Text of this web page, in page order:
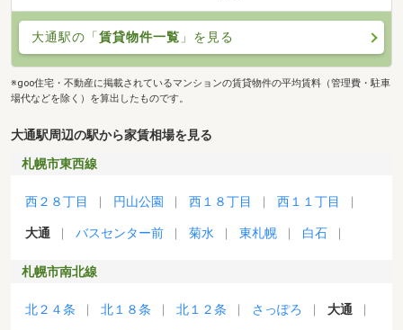
大通駅の「賃貸物件一覧 」を見る
※goo住宅・不動産に掲載されているマンションの賃貸物件の平均賃料（管理費・駐車
場代などを除く）を算出したものです。
大通駅周辺の駅から家賃相場を見る
札幌市東西線
西２８丁目 円山公園 西１８丁目 西１１丁目
大通 バスセンター前 菊水 東札幌 白石
札幌市南北線
北２４条 北１８条 北１２条 さっぽろ 大通